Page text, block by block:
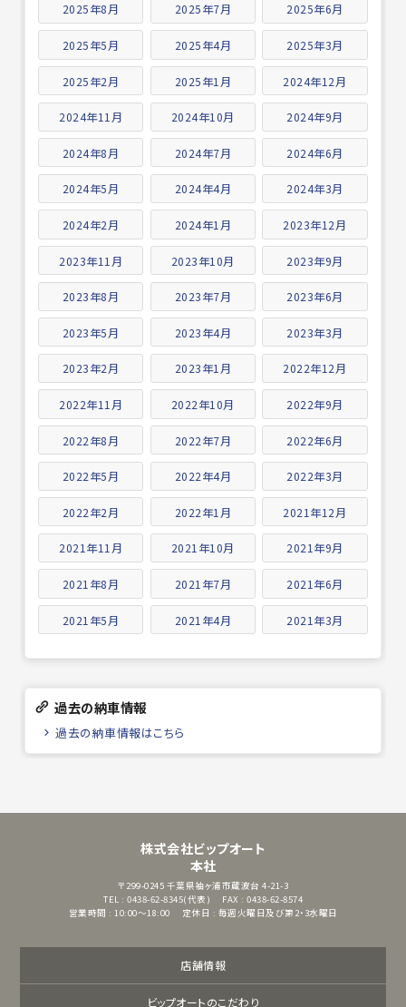
2025年8月 2025年7月 2025年6月
2025年5月 2025年4月 2025年3月
2025年2月 2025年1月 2024年12月
2024年11月 2024年10月 2024年9月
2024年8月 2024年7月 2024年6月
2024年5月 2024年4月 2024年3月
2024年2月 2024年1月 2023年12月
2023年11月 2023年10月 2023年9月
2023年8月 2023年7月 2023年6月
2023年5月 2023年4月 2023年3月
2023年2月 2023年1月 2022年12月
2022年11月 2022年10月 2022年9月
2022年8月 2022年7月 2022年6月
2022年5月 2022年4月 2022年3月
2022年2月 2022年1月 2021年12月
2021年11月 2021年10月 2021年9月
2021年8月 2021年7月 2021年6月
2021年5月 2021年4月 2021年3月
過去の納車情報
過去の納車情報はこちら
株式会社ビップオート
本社
〒299-0245 千葉県袖ヶ浦市蔵波台 4-21-3
TEL : 0438-62-8345(代表)
FAX : 0438-62-8574
営業時間 : 10:00～18:00
定休日 : 毎週火曜日及び第2・3水曜日
店舗情報
ビップオートのこだわり